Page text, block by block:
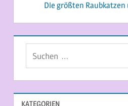
Die größten
KATEGORIEN